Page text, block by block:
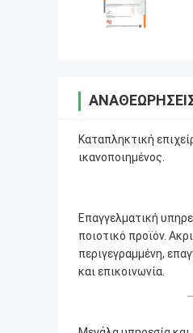
Καταπληκτική
ικανοποιημένος.
Επαγγελματική
ποιοτικό προϊόν.
περιγεγραμμένη,
και επικοινωνία.